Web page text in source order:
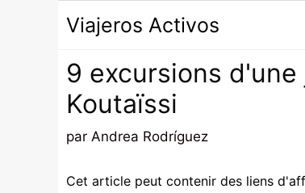
Viajeros Activos
9 excursions
Koutaïssi
par Andrea Rodríguez
Cet article peut contenir des liens